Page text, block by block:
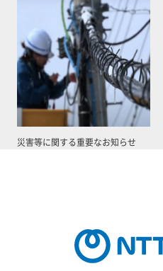
災害等に関する重要なお知らせ